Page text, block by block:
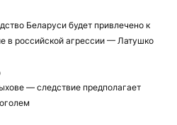
Беларуси будет привлечено к
в российской агрессии — Латушко
— следствие предполагает